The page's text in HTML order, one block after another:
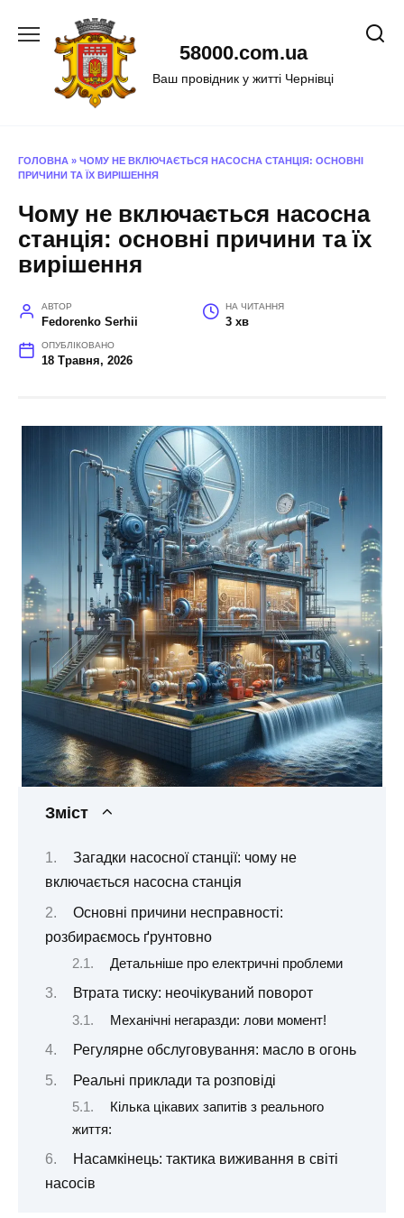
58000.com.ua
Ваш провідник у житті Чернівці
ГОЛОВНА » ЧОМУ НЕ ВКЛЮЧАЄТЬСЯ НАСОСНА СТАНЦІЯ: ОСНОВНІ
ПРИЧИНИ ТА ЇХ ВИРІШЕННЯ
Чому не включається насосна
станція: основні причини та їх
вирішення
АВТОР
Fedorenko Serhii
НА ЧИТАННЯ
3 хв
ОПУБЛІКОВАНО
18 Травня, 2026
Зміст
Загадки насосної станції: чому не
включається насосна станція
Основні причини несправності:
розбираємось ґрунтовно
Детальніше про електричні проблеми
Втрата тиску: неочікуваний поворот
Механічні негаразди: лови момент!
Регулярне обслуговування: масло в огонь
Реальні приклади та розповіді
Кілька цікавих запитів з реального
життя:
Насамкінець: тактика виживання в світі
насосів